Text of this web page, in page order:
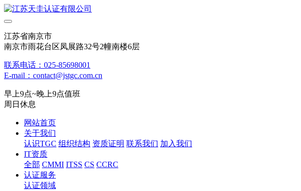
江苏省南京市
南京市雨花台区凤展路32号2幢南楼6层
联系电话：025-85698001
E-mail：contact@jstgc.com.cn
早上9点~晚上9点值班
周日休息
网站首页
关于我们
认识TGC 组织结构 资质证明 联系我们 加入我们
IT资质
全部 CMMI ITSS CS CCRC
认证服务
认证领域